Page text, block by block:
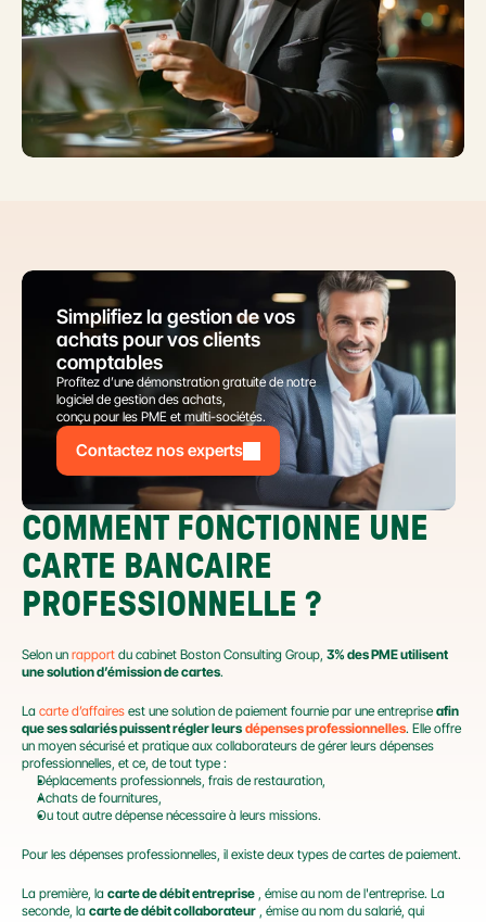
Simplifiez la gestion de vos
achats pour vos clients
comptables
Profitez d’une démonstration gratuite de notre
logiciel de gestion des achats,
conçu pour les PME et multi-sociétés.
Contactez nos experts
COMMENT FONCTIONNE UNE
CARTE BANCAIRE
PROFESSIONNELLE ?
Selon un rapport du cabinet Boston Consulting Group, 3% des PME utilisent
une solution d’émission de cartes.
La carte d’affaires est une solution de paiement fournie par une entreprise afin
que ses salariés puissent régler leurs dépenses professionnelles. Elle offre
un moyen sécurisé et pratique aux collaborateurs de gérer leurs dépenses
professionnelles, et ce, de tout type :
Déplacements professionnels, frais de restauration,
Achats de fournitures,
Ou tout autre dépense nécessaire à leurs missions.
Pour les dépenses professionnelles, il existe deux types de cartes de paiement.
La première, la carte de débit entreprise , émise au nom de l'entreprise. La
seconde, la carte de débit collaborateur , émise au nom du salarié, qui